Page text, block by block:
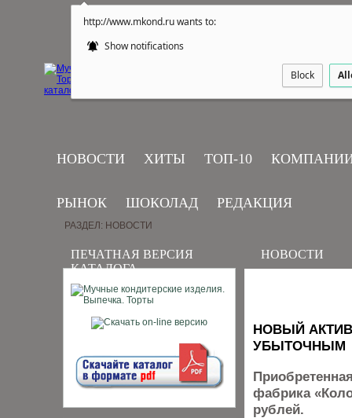
http://www.mkond.ru wants to:
Show notifications
Block
НОВОСТИ ХИТЫ ТОП-10
РЫНОК ШОКОЛАД РЕДАКЦИЯ
ПЕЧАТНАЯ ВЕРСИЯ
КАТАЛОГА
РАЗДЕЛ: НОВОСТИ
НОВОСТИ
НОВЫЙ
УБЫТОЧНЫМ
фабрика
рублей.